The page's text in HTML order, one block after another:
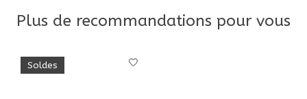
Plus de recommandations pour vous
Articles du carrousel de produits
Soldes